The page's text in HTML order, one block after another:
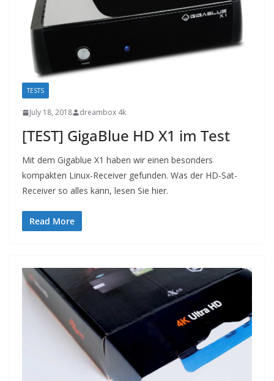
TESTS
July 18, 2018 dreambox 4k
[TEST] GigaBlue HD X1 im Test
Mit dem Gigablue X1 haben wir einen besonders
kompakten Linux-Receiver gefunden. Was der HD-Sat-
Receiver so alles kann, lesen Sie hier.
Read More